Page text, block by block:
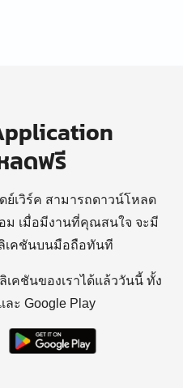
ลดฟรี
ย์เวิร์ค สามารถดาวน์โหลด
ม เมื่อมีงานที่คุณสนใจ จะมี
เคชันบนมือถือทันที
เคชันของเราได้แล้ววันนี้ ทั้ง
ละ Google Play